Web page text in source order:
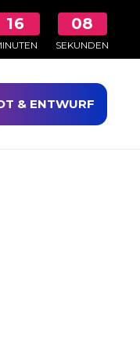
16 08
SEKUNDEN
& ENTWURF